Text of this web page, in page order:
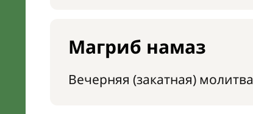
Магриб намаз
Вечерняя (закатная) молитва